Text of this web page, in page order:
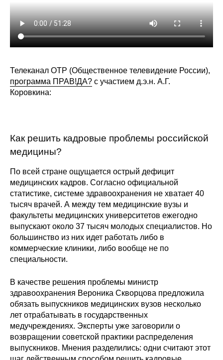
Стандарты оформления
Научные труды
О журнале
Выпуски
Общие требования
Стандарты оформления
Семинары
Энергетический семинар
Российско-французский семинар
Отрасли и регионы
Inforum
Ученый совет
Телеканал ОТР (Общественное телевидение России),
программа ПРАВ!ДА? с участием д.э.н. А.Г.
Коровкина:
Как решить кадровые проблемы российской
медицины?
По всей стране ощущается острый дефицит
медицинских кадров. Согласно официальной
статистике, системе здравоохранения не хватает 40
тысяч врачей. А между тем медицинские вузы и
факультеты медицинских университетов ежегодно
выпускают около 37 тысяч молодых специалистов. Но
большинство из них идет работать либо в
коммерческие клиники, либо вообще не по
специальности.
В качестве решения проблемы министр
здравоохранения Вероника Скворцова предложила
обязать выпускников медицинских вузов несколько
лет отрабатывать в государственных
медучреждениях. Эксперты уже заговорили о
возвращении советской практики распределения
выпускников. Мнения разделились: одни считают этот